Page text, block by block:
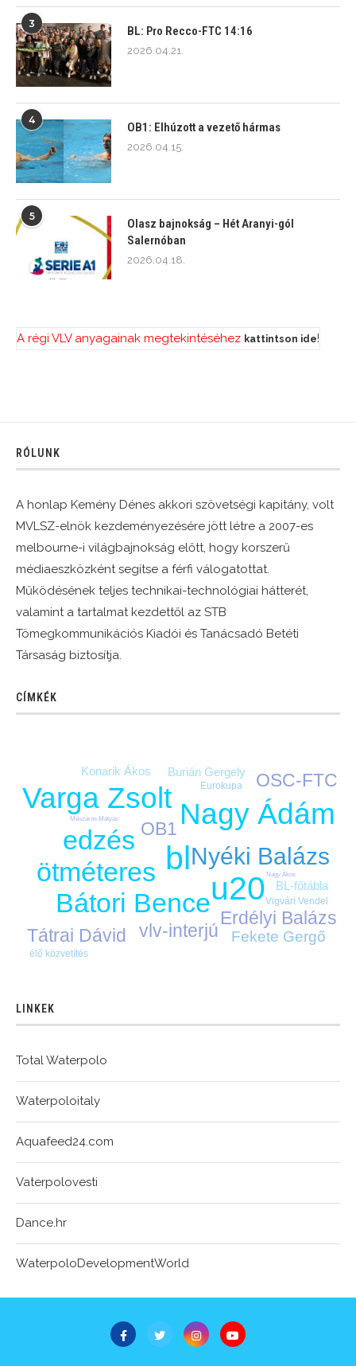
3
BL: Pro Recco-FTC 14:16
2026.04.21.
4
OB1: Elhúzott a vezető hármas
2026.04.15.
5
Olasz bajnokság – Hét Aranyi-gól
Salernóban
2026.04.18.
A régi VLV anyagainak megtekintéséhez kattintson ide!
RÓLUNK
A honlap Kemény Dénes akkori szövetségi kapitány, volt
MVLSZ-elnök kezdeményezésére jött létre a 2007-es
melbourne-i világbajnokság előtt, hogy korszerű
médiaeszközként segítse a férfi válogatottat.
Működésének teljes technikai-technológiai hátterét,
valamint a tartalmat kezdettől az STB
Tömegkommunikációs Kiadói és Tanácsadó Betéti
Társaság biztosítja.
CÍMKÉK
bl
u20
Nagy Ádám
Varga Zsolt
Bátori Bence
edzés
ötméteres
Nyéki Balázs
Erdélyi Balázs
OB1
OSC-FTC
Tátrai Dávid vlv-interjú Fekete Gergő
BL-főtábla
Burián Gergely
Konarik Ákos
Eurokupa
Vigvári Vendel
élő közvetítés
Mészáros Mátyás
Nagy Ákos
LINKEK
Total Waterpolo
Waterpoloitaly
Aquafeed24.com
Vaterpolovesti
Dance.hr
WaterpoloDevelopmentWorld